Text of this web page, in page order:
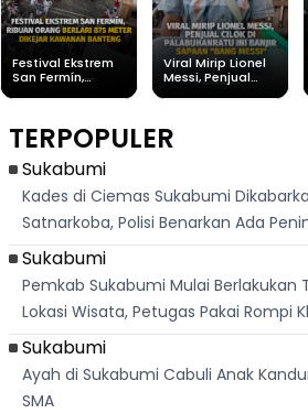
Festival Ekstrem
San Fermín,
Banteng
Viral Mirip Lionel
Messi, Penjual
"Bang Messi"
TERPOPULER
Sukabumi
Kades di Ciemas Sukabumi
Satnarkoba, Polisi Benarkan Ada
Sukabumi
Pemkab Sukabumi Mulai Berlakukan
Lokasi Wisata, Petugas Pakai Rompi
Sukabumi
Ayah di Sukabumi Cabuli Anak
SMA